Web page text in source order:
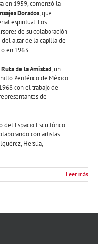
en 1959, comenzó la
Dorados, que
espiritual. Los
de su colaboración
del altar de la capilla de
en 1963.
Ruta de la Amistad, un
Periférico de México
con el trabajo de
de
del Espacio Escultórico
con artistas
Hersúa,
Leer más